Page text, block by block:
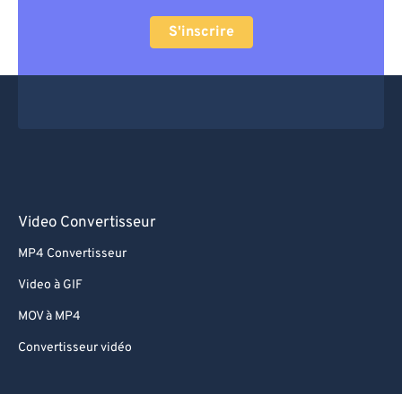
S'inscrire
Video Convertisseur
MP4 Convertisseur
Video à GIF
MOV à MP4
Convertisseur vidéo